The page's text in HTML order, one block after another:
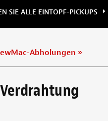
SIE ALLE EINTOPF-PICKUPS
Abholungen »